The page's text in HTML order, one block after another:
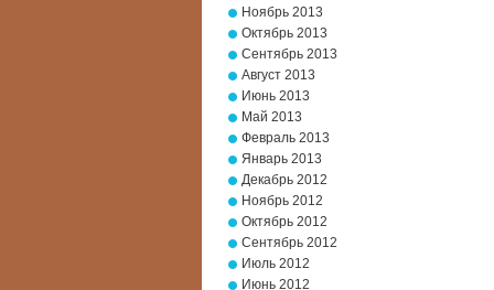
Ноябрь 2013
Октябрь 2013
Сентябрь 2013
Август 2013
Июнь 2013
Май 2013
Февраль 2013
Январь 2013
Декабрь 2012
Ноябрь 2012
Октябрь 2012
Сентябрь 2012
Июль 2012
Июнь 2012